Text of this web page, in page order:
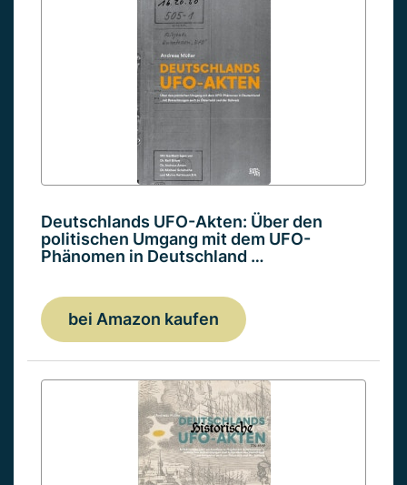
Deutschlands UFO-Akten: Über den
politischen Umgang mit dem UFO-
Phänomen in Deutschland …
bei Amazon kaufen